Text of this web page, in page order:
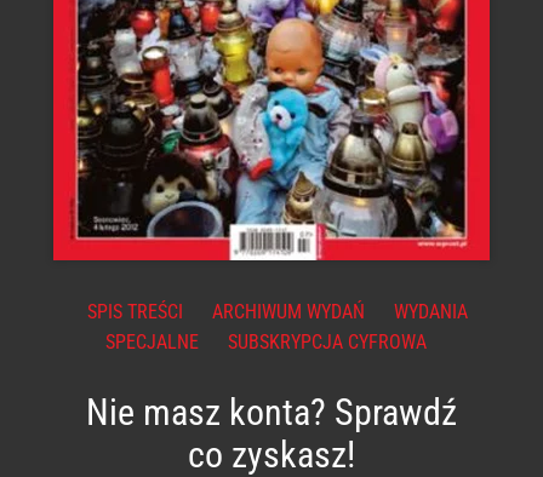
SPIS TREŚCI ARCHIWUM WYDAŃ
WYDANIA
SPECJALNE
SUBSKRYPCJA CYFROWA
Nie masz konta? Sprawdź
co zyskasz!